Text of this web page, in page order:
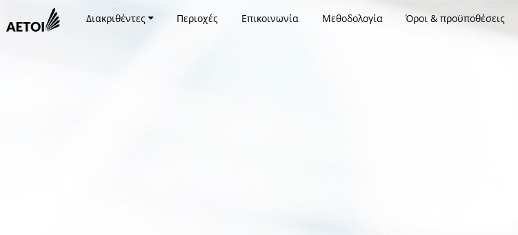
Διακριθέντες Περιοχές Επικοινωνία Μεθοδολογία Όροι & προϋποθέσεις